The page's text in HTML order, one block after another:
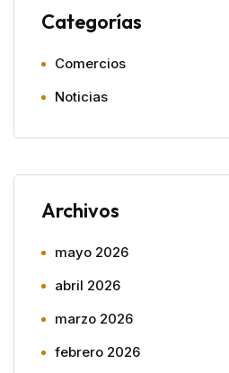
Categorías
Comercios
Noticias
Archivos
mayo 2026
abril 2026
marzo 2026
febrero 2026